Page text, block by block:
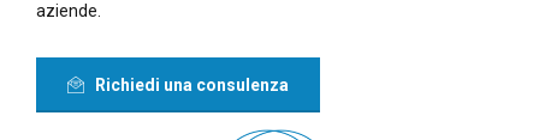
aziende.
Richiedi una consulenza